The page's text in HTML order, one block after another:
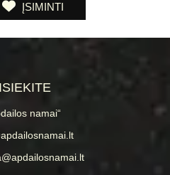
ĮSIMINTI
namai“